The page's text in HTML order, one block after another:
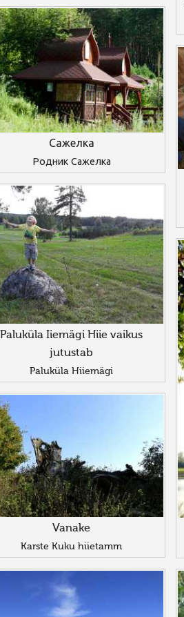
Сажелка
Родник Сажелка
Paluküla Iiemägi Hiie vaikus
jutustab
Paluküla Hiiemägi
Vanake
Karste Kuku hiietamm